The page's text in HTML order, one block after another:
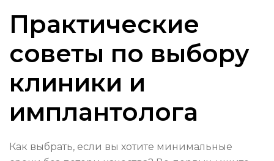
Практические
советы по выбору
клиники и
имплантолога
Как выбрать, если вы хотите минимальные